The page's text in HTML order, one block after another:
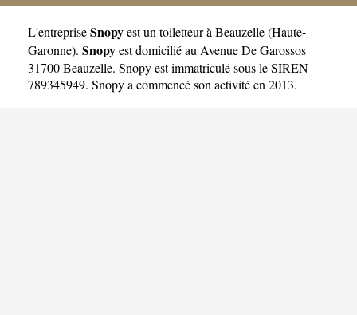
L'entrepriseSnopyest un toiletteur à Beauzelle(Haute-
Garonne). Snopyest domicilié au Avenue De Garossos
31700 Beauzelle. Snopy est immatriculé sous le SIREN
789345949. Snopy a commencé son activité en 2013.